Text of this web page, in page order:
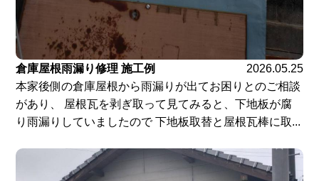
倉庫屋根雨漏り修理 施工例
2026.05.25
本家後側の倉庫屋根から雨漏りが出てお困りとのご相談
があり、 屋根瓦を剥ぎ取って見てみると、下地板が腐
り雨漏りしていましたので 下地板取替と屋根瓦棒に取...